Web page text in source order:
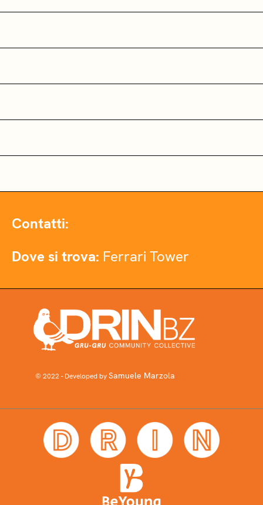
Contatti:
Dove si trova: Ferrari Tower
© 2022 - Developed bySamuele Marzola